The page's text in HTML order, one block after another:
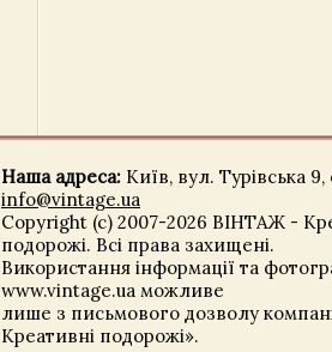
Наша адреса: Київ, вул. Турівська 9,
info@vintage.ua
Copyright (c) 2007-2026 ВІНТАЖ -
подорожі. Всі права захищені.
Використання інформації та
www.vintage.ua можливе
лише з письмового дозволу
Креативні подорожі».